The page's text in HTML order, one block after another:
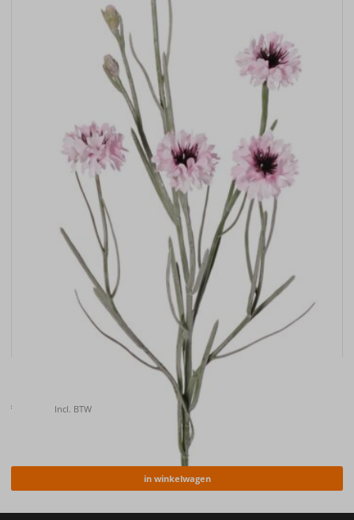
Kunstbloem Korenbloem (Centaurea cyanus) , 66cm
€ Incl. BTW
in winkelwagen